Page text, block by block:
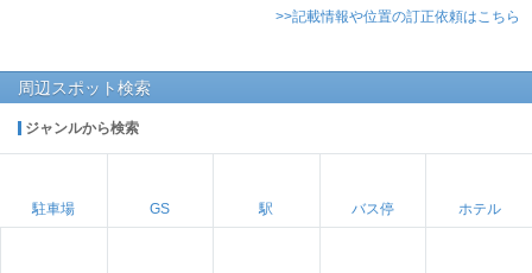
>>記載情報や位置の訂正依頼はこちら
周辺スポット検索
ジャンルから検索
駐車場 GS 駅 バス停 ホテル